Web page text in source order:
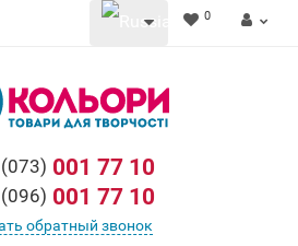
0
(073) 001 77 10
(096) 001 77 10
обратный звонок